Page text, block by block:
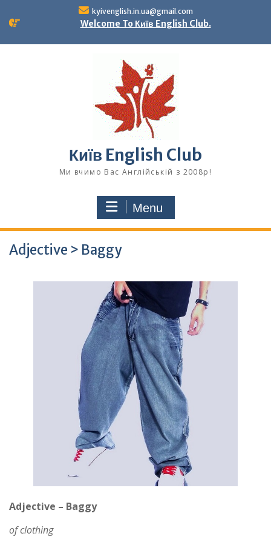
kyivenglish.in.ua@gmail.com
Welcome To Київ English Club.
Київ English Club
Ми вчимо Вас Англійській з 2008р!
Menu
Adjective > Baggy
Adjective – Baggy
of clothing